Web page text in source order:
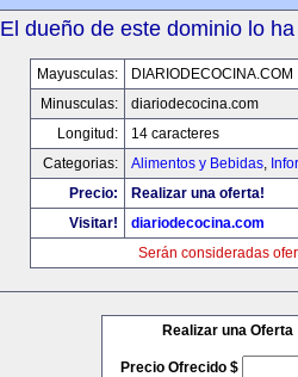
El dueño de este dominio lo
Mayusculas:
DIARIODECOCINA.COM
Minusculas:
diariodecocina.com
Longitud:
14 caracteres
Categorias:
Alimentos y Bebidas,
Precio:
Realizar una oferta!
Visitar!
diariodecocina.com
Serán consideradas
Realizar una Oferta
Precio Ofrecido $